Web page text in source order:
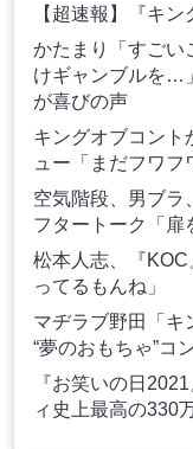
【超速報】『キ
かたまり「すごい
けギャンブルを…
が喜びの声
キングオブコン
ュー「まだフワフ
空気階段、男ブ
フタートーク「扉
松本人志、『
ってるもんね」
マヂラブ野田「キ
“夢のおもちゃ”コ
『お笑いの日
ィ史上最高の330